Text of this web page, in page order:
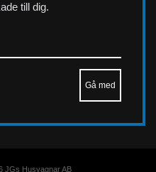
till dig.
JGs Husvagnar AB